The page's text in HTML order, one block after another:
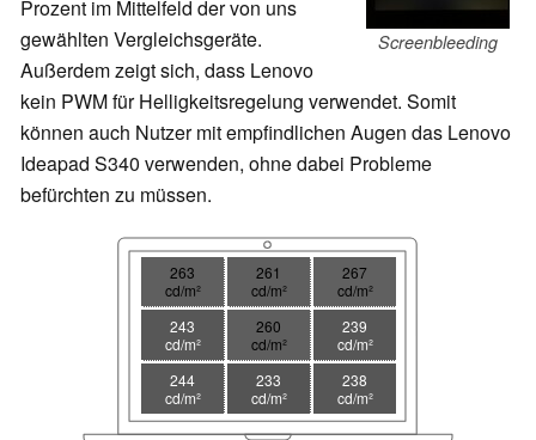
Screenbleeding
Prozent im Mittelfeld der von uns
gewählten Vergleichsgeräte.
Außerdem zeigt sich, dass Lenovo
kein PWM für Helligkeitsregelung verwendet. Somit
können auch Nutzer mit empfindlichen Augen das Lenovo
Ideapad S340 verwenden, ohne dabei Probleme
befürchten zu müssen.
263
cd/m²
261
cd/m²
267
cd/m²
243
cd/m²
260
cd/m²
239
cd/m²
244
cd/m²
233
cd/m²
238
cd/m²